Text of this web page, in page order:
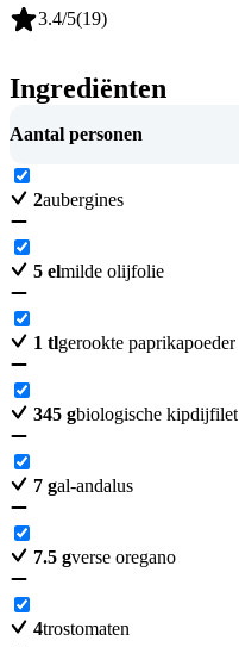
3.4/5(19)
Ingrediënten
Aantal personen
2aubergines
5 elmilde olijfolie
1 tlgerookte paprikapoeder
345 gbiologische kipdijfilet
7 gal-andalus
7.5 gverse oregano
4trostomaten